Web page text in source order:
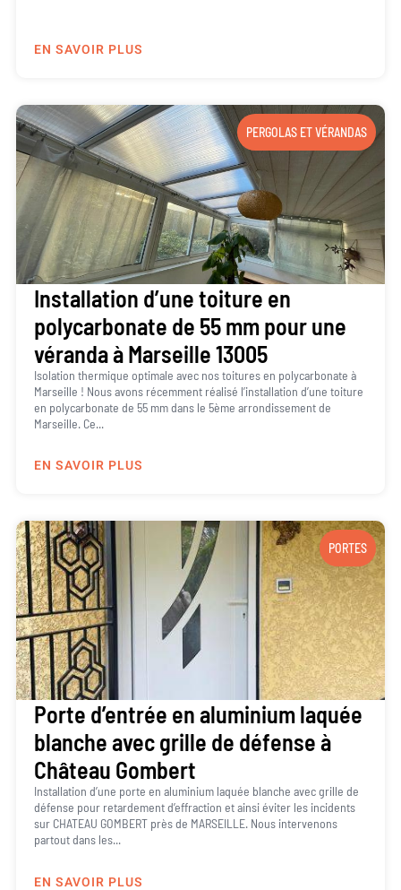
EN SAVOIR PLUS
PERGOLAS ET VÉRANDAS
Installation d’une toiture en
polycarbonate de 55 mm pour une
véranda à Marseille 13005
Isolation thermique optimale avec nos toitures en polycarbonate à
Marseille ! Nous avons récemment réalisé l’installation d’une toiture
en polycarbonate de 55 mm dans le 5ème arrondissement de
Marseille. Ce...
EN SAVOIR PLUS
PORTES
Porte d’entrée en aluminium laquée
blanche avec grille de défense à
Château Gombert
Installation d’une porte en aluminium laquée blanche avec grille de
défense pour retardement d’effraction et ainsi éviter les incidents
sur CHATEAU GOMBERT près de MARSEILLE. Nous intervenons
partout dans les...
EN SAVOIR PLUS